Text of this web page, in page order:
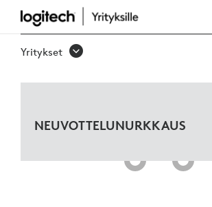
MICROSOFT
Yritykset
NEUVOTTELUNURKKAUS